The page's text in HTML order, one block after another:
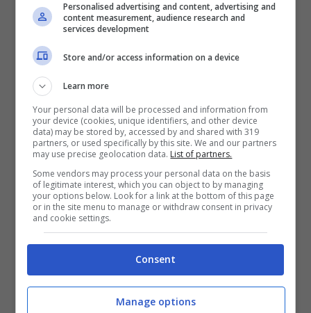
L’iscrizione di Berlusconi nel registro degli
Maurizio Lupi che parla di “uso politico della
: “La notizia di Berlusconi indagato
giorni dal risultato elettorale, in un paese
Personalised advertising and content, advertising and
content measurement, audience research and
services development
Store and/or access information on a device
Learn more
Your personal data will be processed and information from
your device (cookies, unique identifiers, and other device
data) may be stored by, accessed by and shared with 319
partners, or used specifically by this site. We and our partners
may use precise geolocation data. List of partners.
Some vendors may process your personal data on the basis
of legitimate interest, which you can object to by managing
your options below. Look for a link at the bottom of this page
or in the site menu to manage or withdraw consent in privacy
and cookie settings.
Consent
Manage options